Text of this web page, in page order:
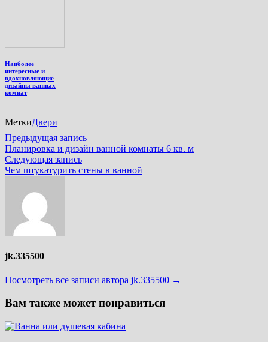
Наиболее
интересные и
вдохновляющие
дизайны ванных
комнат
МеткиДвери
Навигация
по
записям
Предыдущая записьПредыдущая
запись:
Планировка и дизайн ванной комнаты 6 кв. м
Следующая записьСледующая
запись:
Чем штукатурить стены в ванной
jk.335500
Посмотреть все записи автора jk.335500 →
Вам также может понравиться